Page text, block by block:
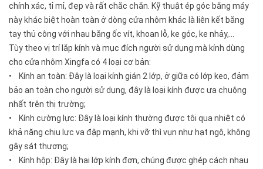
chính xác, tỉ mỉ, đẹp và rất chắc chắn. Kỹ thuật ép góc bằng máy
này khác biệt hoàn toàn ở dòng cửa nhôm khác là liên kết bằng
tay thủ công với nhau bằng ốc vít, khoan lỗ, ke góc, ke nhảy,…
Tùy theo vị trí lắp kính và mục đích người sử dụng mà kính dùng
cho cửa nhôm Xingfa có 4 loại cơ bản:
• Kính an toàn: Đây là loại kính gián 2 lớp, ở giữa có lớp keo, đảm
bảo an toàn cho người sử dụng, đây là loại kính được ưa chuộng
nhất trên thị trường;
• Kính cường lực: Đây là loại kính thường được tôi qua nhiệt có
khả năng chịu lực va đập mạnh, khi vỡ thì vụn như hạt ngô, không
gây sát thương;
• Kính hộp: Đây là hai lớp kính đơn, chúng được ghép cách nhau